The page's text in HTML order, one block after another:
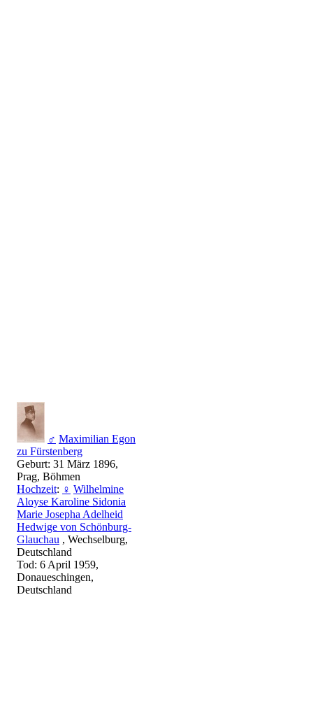
♂ Maximilian Egon
zu Fürstenberg
Geburt: 31 März 1896,
Prag, Böhmen
Hochzeit: ♀ Wilhelmine
Aloyse Karoline Sidonia
Marie Josepha Adelheid
Hedwige von Schönburg-
Glauchau , Wechselburg,
Deutschland
Tod: 6 April 1959,
Donaueschingen,
Deutschland